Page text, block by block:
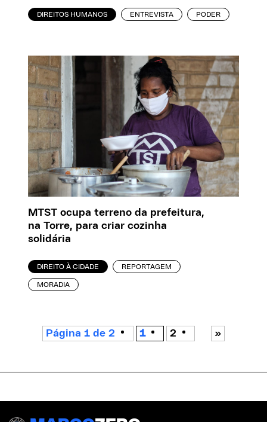
DIREITOS HUMANOS ENTREVISTA PODER
MTST ocupa terreno da prefeitura,
na Torre, para criar cozinha
solidária
DIREITO À CIDADE REPORTAGEM
MORADIA
Página 1 de 2 1 2 »